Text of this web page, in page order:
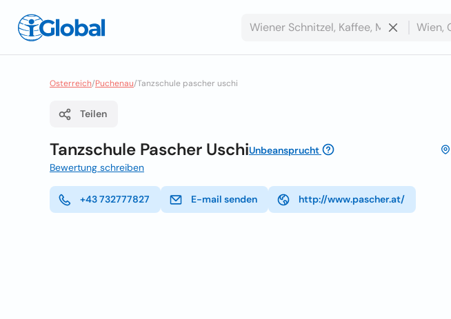
Osterreich/Puchenau/Tanzschule pascher uschi
Teilen
Tanzschule Pascher UschiUnbeansprucht
Bewertung schreiben
+43 732777827 E-mail senden http://www.pascher.at/